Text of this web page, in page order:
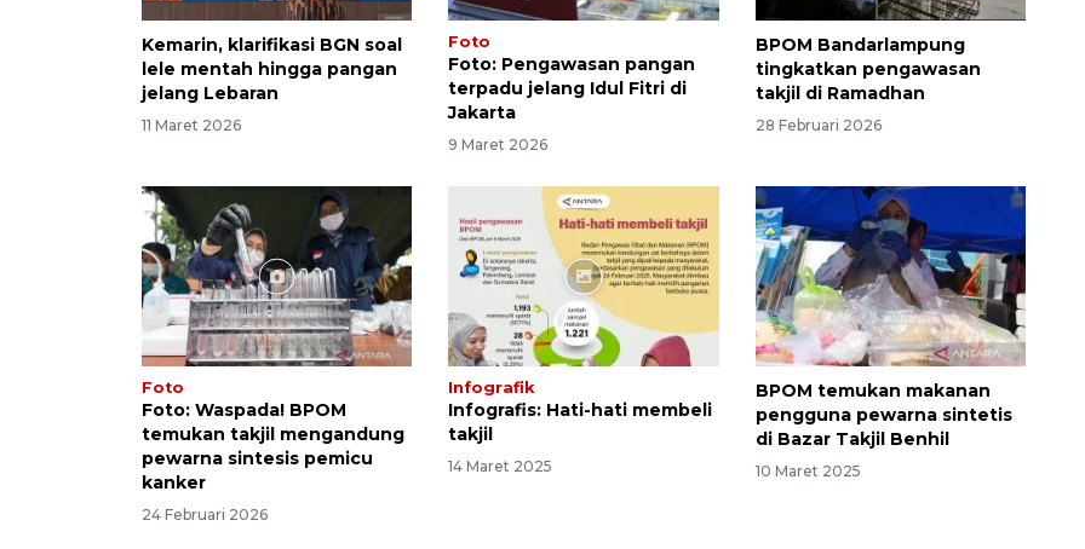
Kemarin, klarifikasi BGN soal
lele mentah hingga pangan
jelang Lebaran
11 Maret 2026
Foto
Foto: Pengawasan pangan
terpadu jelang Idul Fitri di
Jakarta
9 Maret 2026
BPOM Bandarlampung
tingkatkan pengawasan
takjil di Ramadhan
28 Februari 2026
Foto
Foto: Waspada! BPOM
temukan takjil mengandung
pewarna sintesis pemicu
kanker
24 Februari 2026
Infografik
Infografis: Hati-hati membeli
takjil
14 Maret 2025
BPOM temukan makanan
pengguna pewarna sintetis
di Bazar Takjil Benhil
10 Maret 2025